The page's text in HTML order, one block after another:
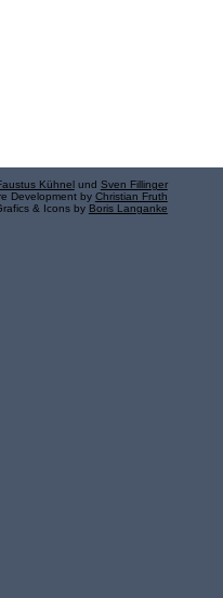
Kühnel und Sven Fillinger
Development by Christian Fruth
& Icons by Boris Langanke